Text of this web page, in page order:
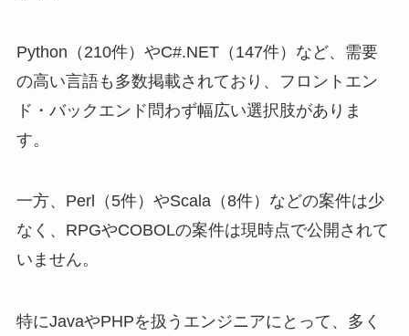
Python（210件）やC#.NET（147件）など、需要
の高い言語も多数掲載されており、フロントエン
ド・バックエンド問わず幅広い選択肢がありま
す。
一方、Perl（5件）やScala（8件）などの案件は少
なく、RPGやCOBOLの案件は現時点で公開されて
いません。
特にJavaやPHPを扱うエンジニアにとって、多く